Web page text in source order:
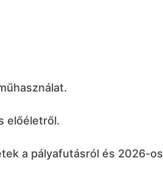
előéletről.
a pályafutásról és 2026-os